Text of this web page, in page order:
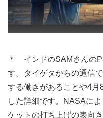
＊ インドのSAMさんの
す。タイゲタからの通信
する働きがあることや4月
した詳細です。NASAに
ケットの打ち上げの表向